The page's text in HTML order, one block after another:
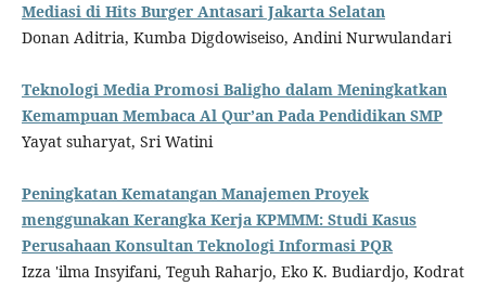
Mediasi di Hits Burger Antasari Jakarta Selatan
Donan Aditria, Kumba Digdowiseiso, Andini Nurwulandari
Teknologi Media Promosi Baligho dalam Meningkatkan
Kemampuan Membaca Al Qur’an Pada Pendidikan SMP
Yayat suharyat, Sri Watini
Peningkatan Kematangan Manajemen Proyek
menggunakan Kerangka Kerja KPMMM: Studi Kasus
Perusahaan Konsultan Teknologi Informasi PQR
Izza 'ilma Insyifani, Teguh Raharjo, Eko K. Budiardjo, Kodrat